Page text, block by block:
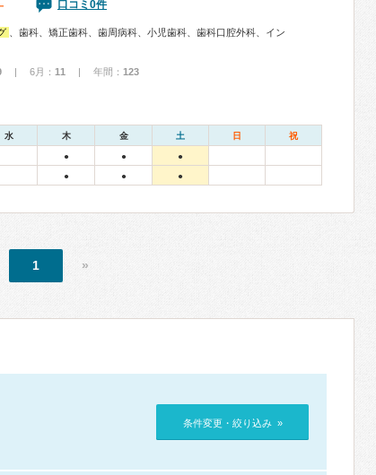
口コミ0件
、歯科、矯正歯科、歯周病科、小児歯科、歯科口腔外科、イン
| 6月： 11 | 年間： 123
水 木 金 土 日 祝
● ● ●
● ● ●
1 »
条件変更・絞り込み »